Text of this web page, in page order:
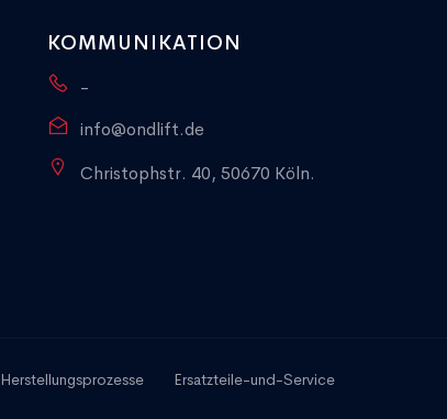
KOMMUNIKATION
-
info@ondlift.de
Christophstr. 40, 50670 Köln.
Herstellungsprozesse Ersatzteile-und-Service